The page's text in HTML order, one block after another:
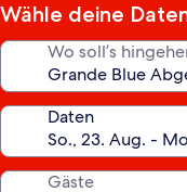
Wähle deine
Wo soll’s
Daten
Gäste